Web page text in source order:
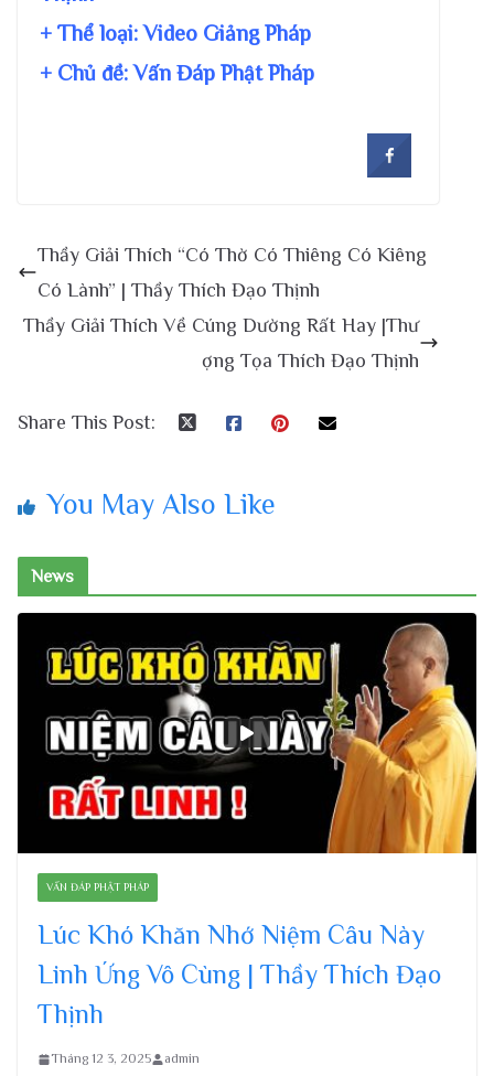
+ Thể loại: Video Giảng Pháp
+ Chủ đề:Vấn Đáp Phật Pháp
Thầy Giải Thích “Có Thờ Có Thiêng Có Kiêng
Có Lành” | Thầy Thích Đạo Thịnh
Thầy Giải Thích Về Cúng Dường Rất Hay |Thư
ợng Tọa Thích Đạo Thịnh
Share This Post:
You May Also Like
News
VẤN ĐÁP PHẬT PHÁP
Lúc Khó Khăn Nhớ Niệm Câu Này
Linh Ứng Vô Cùng | Thầy Thích Đạo
Thịnh
Tháng 12 3, 2025 admin